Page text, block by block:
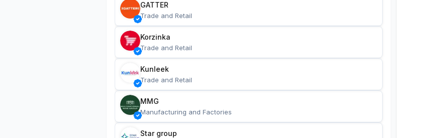
GATTER
Trade and Retail
Korzinka
Trade and Retail
Kunleek
Trade and Retail
MMG
Manufacturing and Factories
Star group